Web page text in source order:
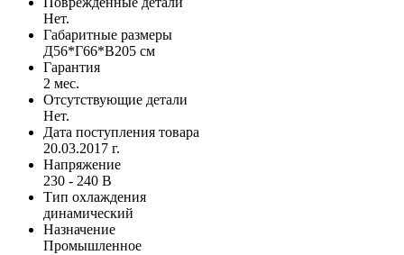
Нет.
Габаритные размеры
Д56*Г66*В205 см
Гарантия
2 мес.
Отсутствующие детали
Нет.
Дата поступления товара
20.03.2017 г.
Напряжение
230 - 240 В
Тип охлаждения
динамический
Назначение
Промышленное